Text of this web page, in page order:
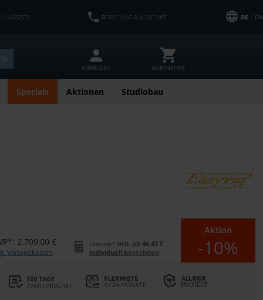
BERATUNG & KONTAKT DE| EN
ANMELDEN WARENKORB
Specials Aktionen Studiobau
2.709,00 €
Versandkosten
Aktion
-10%
Leasing:* mtl. ab 46,42 €
individuell berechnen